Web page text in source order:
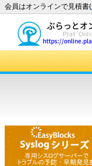
会員はオンラインで見積書(